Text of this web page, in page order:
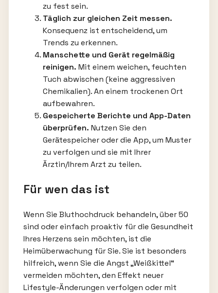
zu fest sein.
Täglich zur gleichen Zeit messen.
Konsequenz ist entscheidend, um
Trends zu erkennen.
Manschette und Gerät regelmäßig
reinigen. Mit einem weichen, feuchten
Tuch abwischen (keine aggressiven
Chemikalien). An einem trockenen Ort
aufbewahren.
Gespeicherte Berichte und App-Daten
überprüfen. Nutzen Sie den
Gerätespeicher oder die App, um Muster
zu verfolgen und sie mit Ihrer
Ärztin/Ihrem Arzt zu teilen.
Für wen das ist
Wenn Sie Bluthochdruck behandeln, über 50
sind oder einfach proaktiv für die Gesundheit
Ihres Herzens sein möchten, ist die
Heimüberwachung für Sie. Sie ist besonders
hilfreich, wenn Sie die Angst „Weißkittel“
vermeiden möchten, den Effekt neuer
Lifestyle-Änderungen verfolgen oder mit